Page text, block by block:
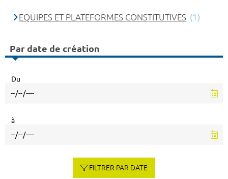
EQUIPES ET PLATEFORMES CONSTITUTIVES (1)
Par date de création
Du
à
FILTRER PAR DATE